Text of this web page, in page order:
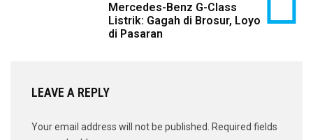
Mercedes-Benz G-Class
Listrik: Gagah di Brosur, Loyo
di Pasaran
LEAVE A REPLY
Your email address will not be published.
Required fields